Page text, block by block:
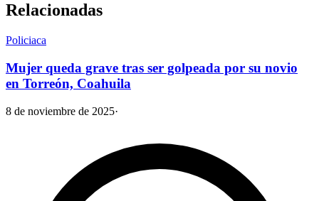
Relacionadas
Policiaca
Mujer queda grave tras ser golpeada por su novio
en Torreón, Coahuila
8 de noviembre de 2025·